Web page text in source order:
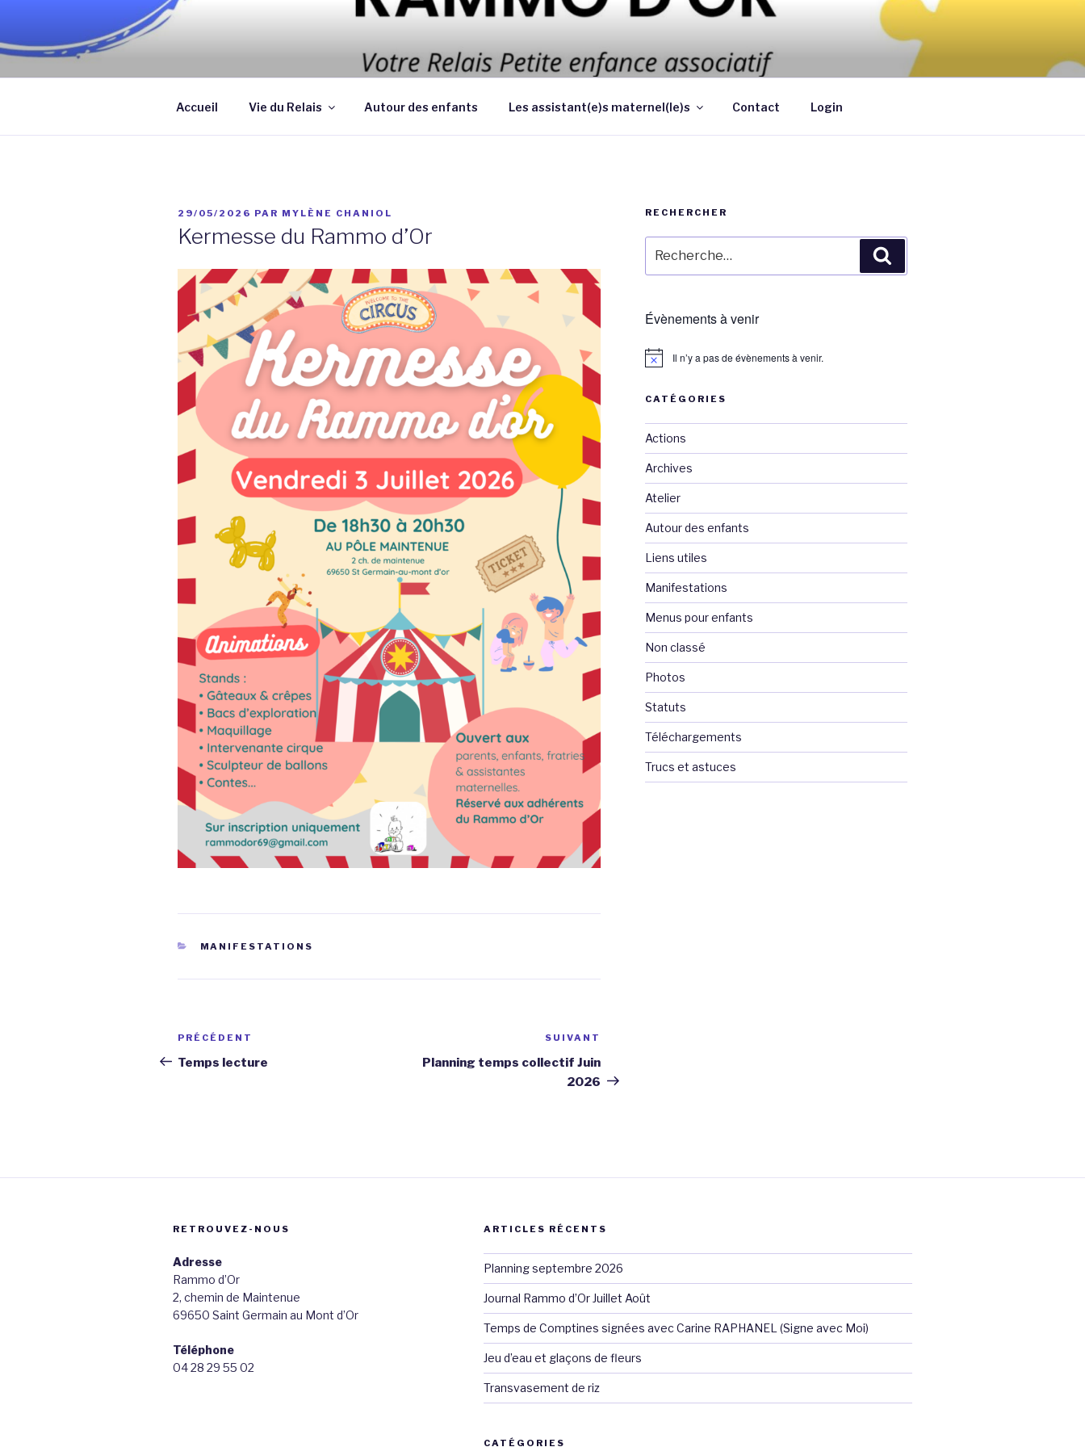
contenu
Association qui a pour objectif d’améliorer les conditions et la qualité de la garde des enfants de moins de 6 ans au domicile des
assistantes maternelles et/ou au domicile des parents
Accueil Vie du Relais Autour des enfants Les assistant(e)s maternel(le)s Contact Login
PUBLIÉ
29/05/2026 PAR MYLÈNE CHANIOL
Kermesse du Rammo d’Or
CATÉGORIES
MANIFESTATIONS
Navigation
de
Article
précédent
PRÉCÉDENT
Temps lecture
suivant
SUIVANT
Planning temps collectif Juin
2026
RECHERCHER
pour
:
Évènements à venir
Il n’y a pas de évènements à venir.
CATÉGORIES
Actions
Archives
Atelier
Autour des enfants
Liens utiles
Manifestations
Menus pour enfants
Non classé
Photos
Statuts
Téléchargements
Trucs et astuces
RETROUVEZ-NOUS
Adresse
Rammo d’Or
2, chemin de Maintenue
69650 Saint Germain au Mont d’Or
Téléphone
04 28 29 55 02
ARTICLES RÉCENTS
Planning septembre 2026
Journal Rammo d’Or Juillet Août
Temps de Comptines signées avec Carine RAPHANEL (Signe avec Moi)
Jeu d’eau et glaçons de fleurs
Transvasement de riz
CATÉGORIES